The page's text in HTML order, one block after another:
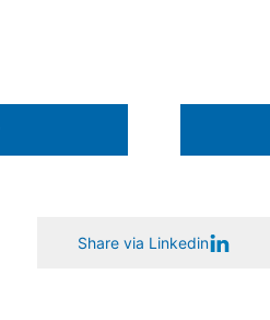
Share via Linkedin